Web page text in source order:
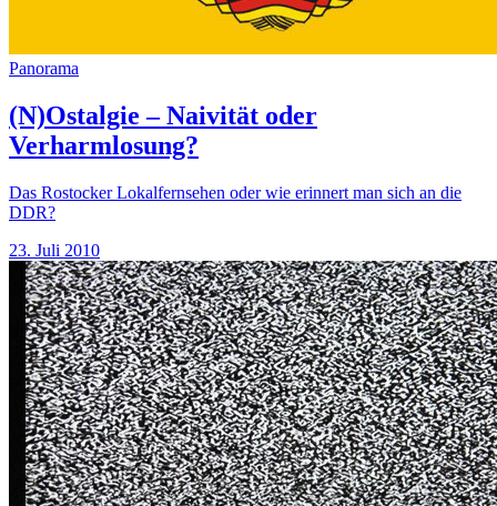
Panorama
(N)Ostalgie – Naivität oder
Verharmlosung?
Das Rostocker Lokalfernsehen oder wie erinnert man sich an die
DDR?
23. Juli 2010